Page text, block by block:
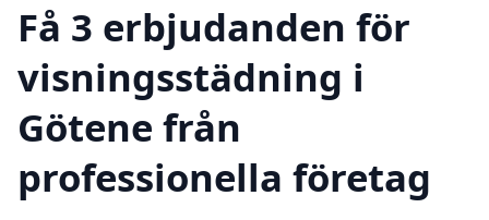
Få 3 erbjudanden för
visningsstädning i
Götene från
professionella företag